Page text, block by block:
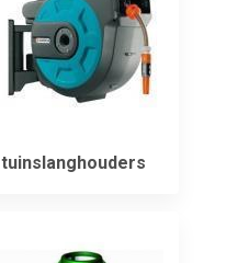
tuinslanghouders